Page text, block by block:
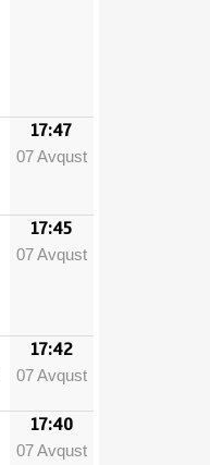
17:47
07 Avqust
17:45
07 Avqust
17:42
07 Avqust
17:40
07 Avqust